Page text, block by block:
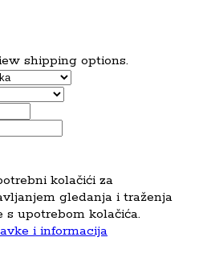
shipping options.
kolačići za
gledanja i traženja
s upotrebom kolačića.
i informacija